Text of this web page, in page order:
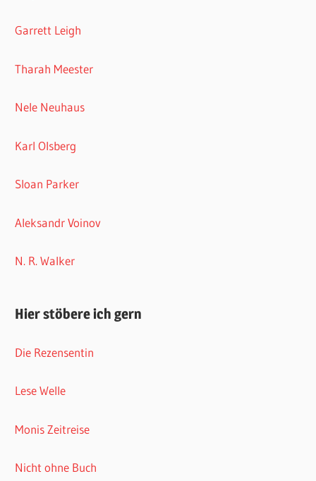
Garrett Leigh
Tharah Meester
Nele Neuhaus
Karl Olsberg
Sloan Parker
Aleksandr Voinov
N. R. Walker
Hier stöbere ich gern
Die Rezensentin
Lese Welle
Monis Zeitreise
Nicht ohne Buch